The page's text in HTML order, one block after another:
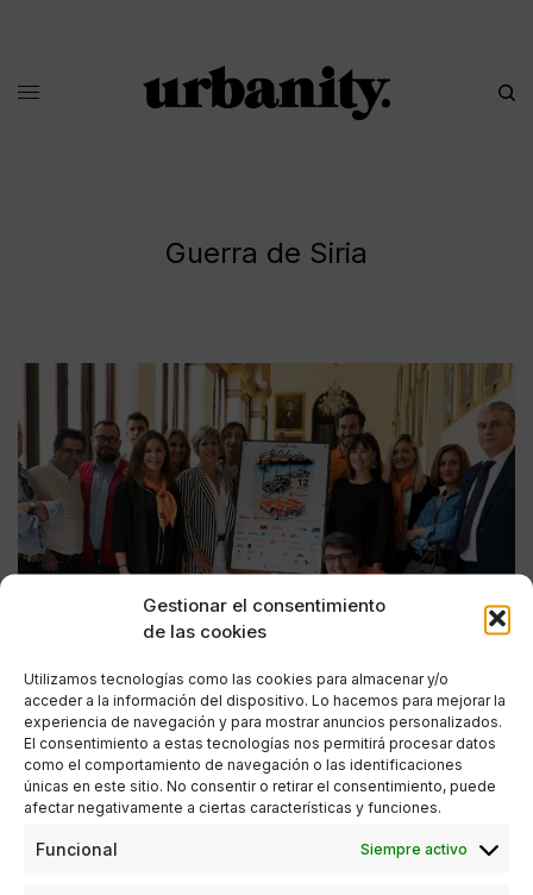
Gestionar el consentimiento
de las cookies
Utilizamos tecnologías como las cookies para almacenar y/o
acceder a la información del dispositivo. Lo hacemos para mejorar la
experiencia de navegación y para mostrar anuncios personalizados.
El consentimiento a estas tecnologías nos permitirá procesar datos
como el comportamiento de navegación o las identificaciones
únicas en este sitio. No consentir o retirar el consentimiento, puede
afectar negativamente a ciertas características y funciones.
Funcional Siempre activo
Guerra de Siria
ESTILO DE VIDA
El Museo Automovilístico y de la Moda